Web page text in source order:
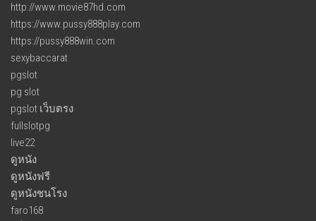
http://www.movie87hd.com
https://www.pussy888play.com
https://pussy888win.com
sexybaccarat
pgslot
pg slot
pgslot เว็บตรง
fullslotpg
live22
ดูหนัง
ดูหนังฟรี
ดูหนังชนโรง
faro168